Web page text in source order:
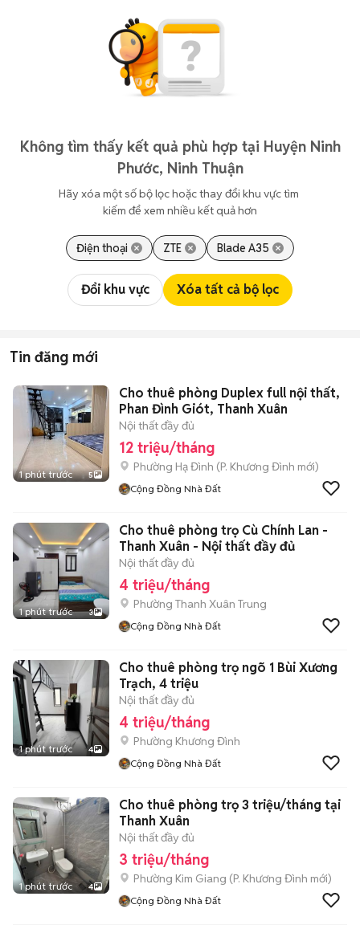
Không tìm thấy kết quả phù hợp tại Huyện Ninh
Phước, Ninh Thuận
Hãy xóa một số bộ lọc hoặc thay đổi khu vực tìm
kiếm để xem nhiều kết quả hơn
Điện thoại ZTE Blade A35
Đổi khu vực Xóa tất cả bộ lọc
Tin đăng mới
1 phút trước 5
Cho thuê phòng Duplex full nội thất,
Phan Đình Giót, Thanh Xuân
Nội thất đầy đủ
12 triệu/tháng
Phường Hạ Đình (P. Khương Đình mới)
Cộng Đồng Nhà Đất
1 phút trước 3
Cho thuê phòng trọ Cù Chính Lan -
Thanh Xuân - Nội thất đầy đủ
Nội thất đầy đủ
4 triệu/tháng
Phường Thanh Xuân Trung
Cộng Đồng Nhà Đất
1 phút trước 4
Cho thuê phòng trọ ngõ 1 Bùi Xương
Trạch, 4 triệu
Nội thất đầy đủ
4 triệu/tháng
Phường Khương Đình
Cộng Đồng Nhà Đất
1 phút trước 4
Cho thuê phòng trọ 3 triệu/tháng tại
Thanh Xuân
Nội thất đầy đủ
3 triệu/tháng
Phường Kim Giang (P. Khương Đình mới)
Cộng Đồng Nhà Đất